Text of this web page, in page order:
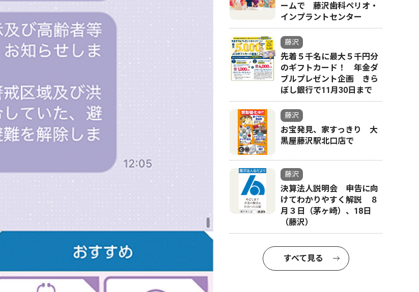
ームで 藤沢歯科ペリオ・
インプラントセンター
藤沢
先着５千名に最大５千円分
のギフトカード！ 年金ダ
ブルプレゼント企画 きら
ぼし銀行で11月30日まで
藤沢
お宝発見、家すっきり 大
黒屋藤沢駅北口店で
藤沢
決算法人説明会 申告に向
けてわかりやすく解説 ８
月３日（茅ヶ崎）、18日
（藤沢）
すべて見る